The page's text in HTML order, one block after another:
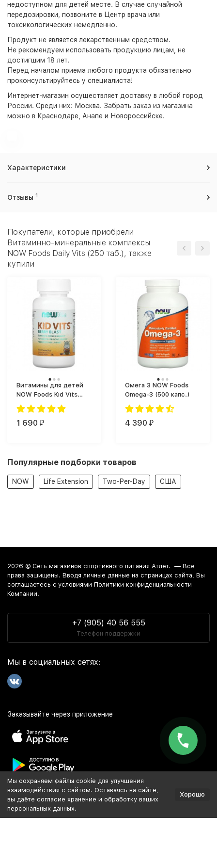
недоступном для детей месте. В случае случайной
передозировки, позвоните в Центр врача или
токсикологических немедленно.
Продукт не является лекарственным средством.
Не рекомендуем использовать продукцию лицам, не
достигшим 18 лет.
Перед началом приема любого продукта обязательно
проконсультируйтесь у специалиста!
Интернет-магазин осуществляет доставку в любой город
России. Среди них: Москва. Забрать заказ из магазина
можно в Краснодаре, Анапе и Новороссийске.
Характеристики
Отзывы 1
Покупатели, которые приобрели
Витаминно-минеральные комплексы
NOW Foods Daily Vits (250 таб.), также
купили
Витамины для детей
NOW Foods Kid Vits
(120 таб.)
1 690 ₽
Омега 3 NOW Foods
Omega-3 (500 капс.)
4 390 ₽
Популярные подборки товаров
NOW Life Extension Two-Per-Day США
2026 © Сеть магазинов спортивного питания Атлет. — Все
права защищены. Вводя личные данные на страницах сайта, Вы
соглашаетесь c условиями Политики конфиденциальности
Компании.
+7 (905) 40 56 555
Телефон поддержки
Мы в социальных сетях:
Заказывайте через приложение
Популярное
Мы сохраняем файлы cookie для улучшения
взаимодействия с сайтом. Оставаясь на сайте,
вы даёте согласие хранение и обработку ваших
персональных данных.
Хорошо